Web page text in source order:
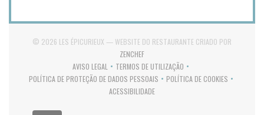
© 2026 LES ÉPICURIEUX — WEBSITE DO RESTAURANTE CRIADO POR
ZENCHEF((ABRE NUMA NOVA JANELA))
AVISO LEGAL
((ABRE NUMA NOVA JANELA))
TERMOS DE UTILIZAÇÃO
((ABRE NUMA NOVA JANELA))
POLÍTICA DE PROTEÇÃO DE DADOS PESSOAIS
((ABRE NUMA NOVA JANELA))
POLÍTICA DE COOKIES
((ABRE NUMA NOVA
ACESSIBILIDADE
((ABRE NUMA NOVA JANELA))